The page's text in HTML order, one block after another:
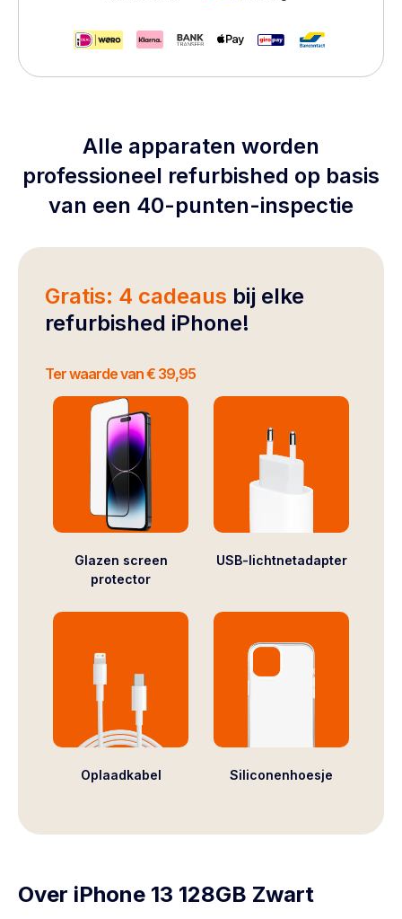
Alle apparaten worden
professioneel refurbished op basis
van een 40-punten-inspectie
Gratis: 4 cadeaus bij elke
refurbished iPhone!
Ter waarde van € 39,95
Glazen screen
protector
USB-lichtnetadapter
Oplaadkabel Siliconenhoesje
Over iPhone 13 128GB Zwart